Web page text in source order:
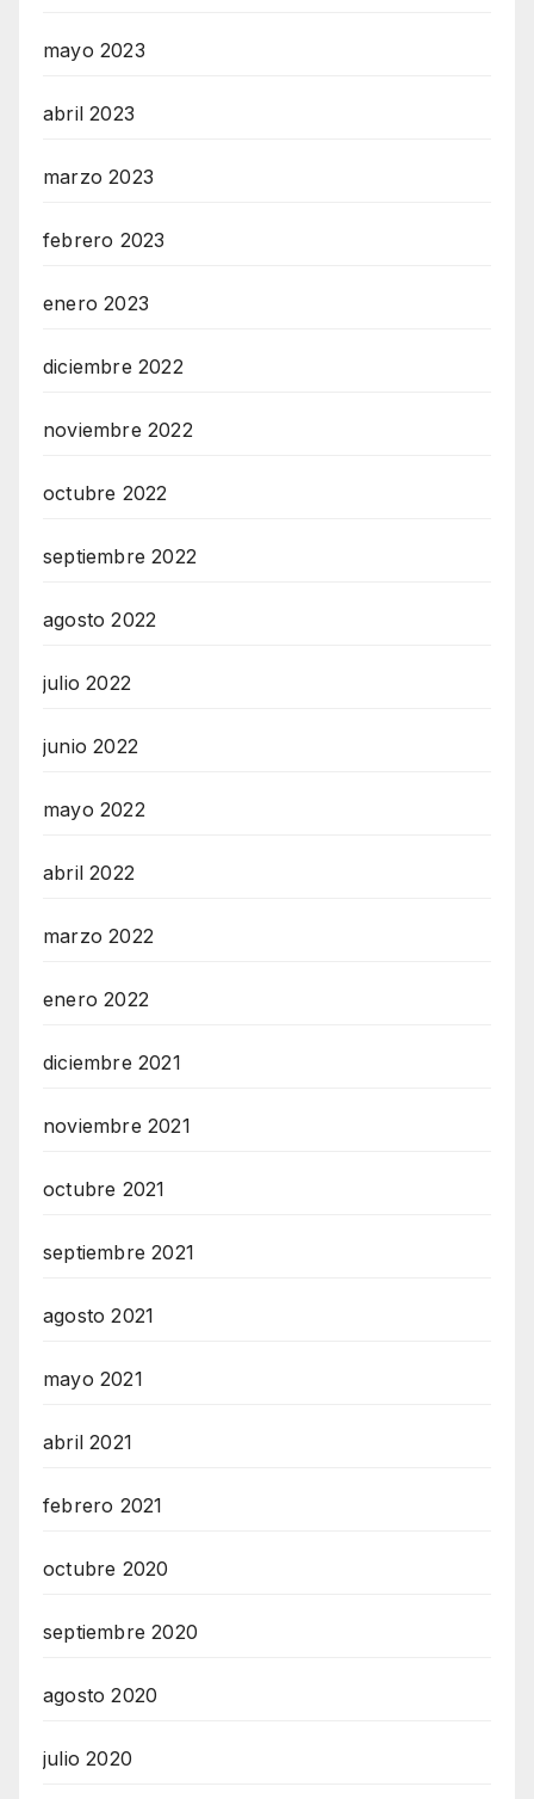
mayo 2023
abril 2023
marzo 2023
febrero 2023
enero 2023
diciembre 2022
noviembre 2022
octubre 2022
septiembre 2022
agosto 2022
julio 2022
junio 2022
mayo 2022
abril 2022
marzo 2022
enero 2022
diciembre 2021
noviembre 2021
octubre 2021
septiembre 2021
agosto 2021
mayo 2021
abril 2021
febrero 2021
octubre 2020
septiembre 2020
agosto 2020
julio 2020